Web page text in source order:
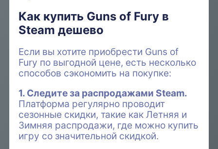
Как купить Guns of Fury в
Steam дешево
Если вы хотите приобрести Guns of
Fury по выгодной цене, есть несколько
способов сэкономить на покупке:
1. Следите за распродажами Steam.
Платформа регулярно проводит
сезонные скидки, такие как Летняя и
Зимняя распродажи, где можно купить
игру со значительной скидкой.